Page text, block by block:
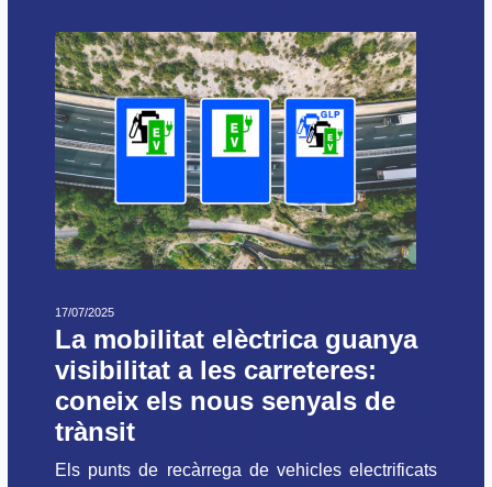
17/07/2025
La mobilitat elèctrica guanya
visibilitat a les carreteres:
coneix els nous senyals de
trànsit
Els punts de recàrrega de vehicles electrificats